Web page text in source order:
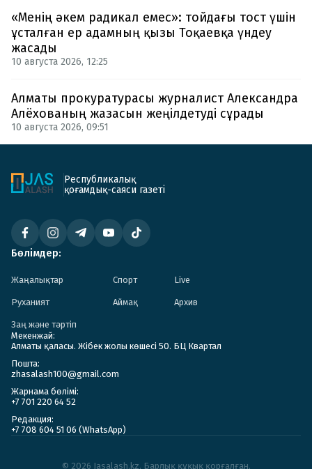
«Менің әкем радикал емес»: тойдағы тост үшін
ұсталған ер адамның қызы Тоқаевқа үндеу
жасады
10 августа 2026, 12:25
Алматы прокуратурасы журналист Александра
Алёхованың жазасын жеңілдетуді сұрады
10 августа 2026, 09:51
Республикалық
қоғамдық-саяси газеті
Бөлімдер:
Жаңалықтар Спорт Live
Руханият Аймақ Архив
Заң және тәртіп
Мекенжай:
Алматы қаласы. Жібек жолы көшесі 50. БЦ Квартал
Пошта:
zhasalash100@gmail.com
Жарнама бөлімі:
+7 701 220 64 52
Редакция:
+7 708 604 51 06 (WhatsApp)
© 2026 Jasalash.kz. Барлық құқық қорғалған.